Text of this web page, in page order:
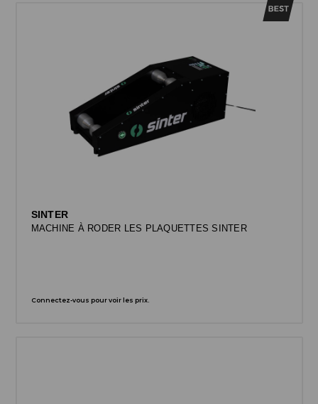
SINTER
MACHINE À RODER LES PLAQUETTES SINTER
Connectez-vous pour voir les prix.